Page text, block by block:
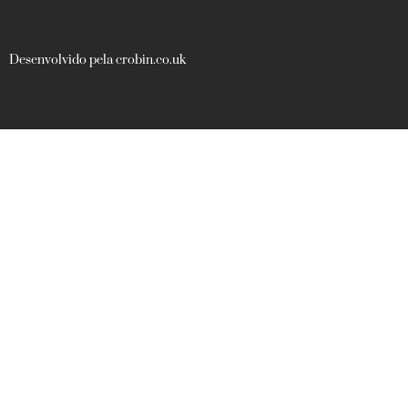
Desenvolvido pela crobin.co.uk